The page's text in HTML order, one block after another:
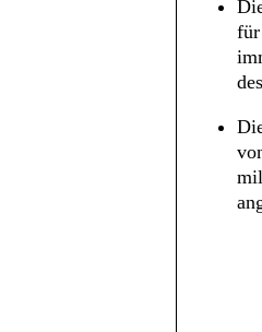
für